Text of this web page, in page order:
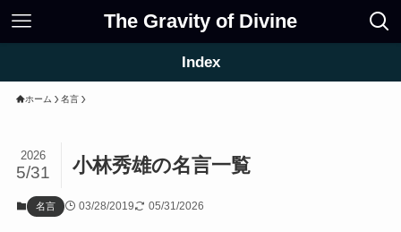
The Gravity of Divine
Index
ホーム 名言
小林秀雄の名言一覧
2026
5/31
名言 03/28/2019 05/31/2026